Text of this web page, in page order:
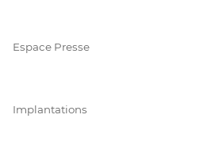
Espace Presse
Implantations